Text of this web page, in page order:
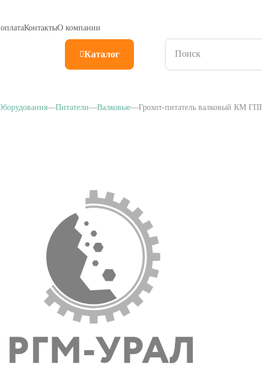
КонтактыО компании
Каталог
Питатели Валковые Грохот-питатель валковый КМ